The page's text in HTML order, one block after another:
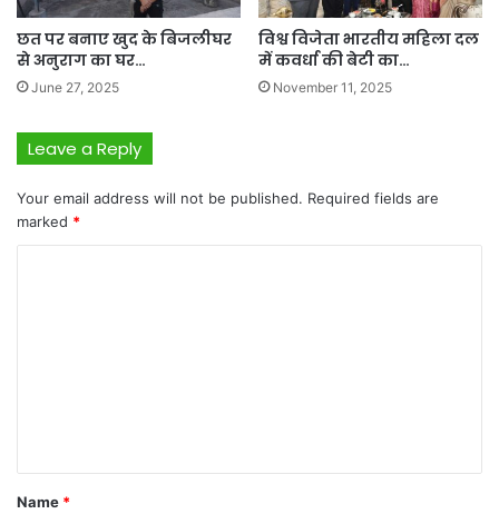
छत पर बनाए खुद के बिजलीघर
से अनुराग का घर…
June 27, 2025
विश्व विजेता भारतीय महिला दल
में कवर्धा की बेटी का…
November 11, 2025
Leave a Reply
Your email address will not be published. Required fields are
marked *
*
Name *